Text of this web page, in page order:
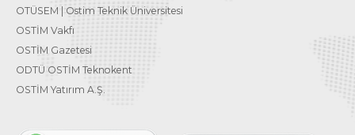
OTÜSEM | Ostim Teknik Üniversitesi
OSTİM Vakfı
OSTİM Gazetesi
ODTÜ OSTİM Teknokent
OSTİM Yatırım A.Ş.